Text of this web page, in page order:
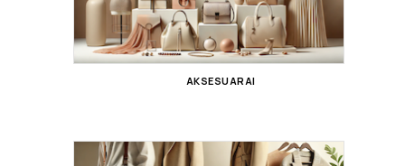
AKSESUARAI